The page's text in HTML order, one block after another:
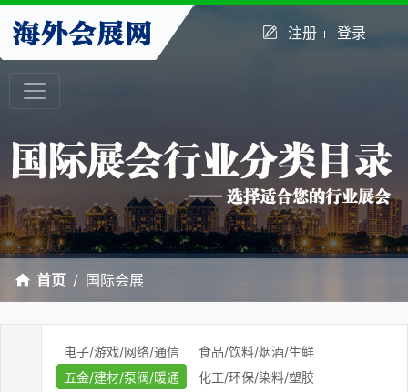
注册 登录
首页 国际会展
电子/游戏/网络/通信
食品/饮料/烟酒/生鲜
五金/建材/泵阀/暖通
化工/环保/染料/塑胶